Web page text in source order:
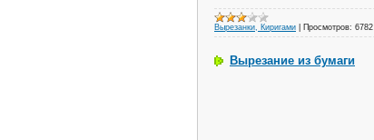
Вырезанки, Киригами Просмотров: 6782
Вырезание из бумаги